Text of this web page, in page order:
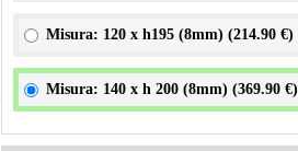
Misura: 120 x h195 (8mm) (214.90 €)
Misura: 140 x h 200 (8mm) (369.90 €)